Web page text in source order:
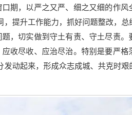
期，以严之又严、细之又细的作风
提升工作能力，抓好问题整改，
，切实做到守土有责、守土尽责。
收尽收、应治尽治。特别是要严格
动起来，形成众志成城、共克时